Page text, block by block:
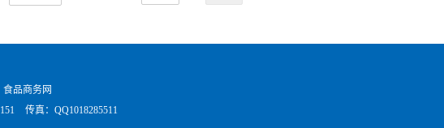
食品商务网
传真：QQ1018285511